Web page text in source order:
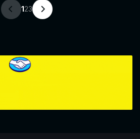
123